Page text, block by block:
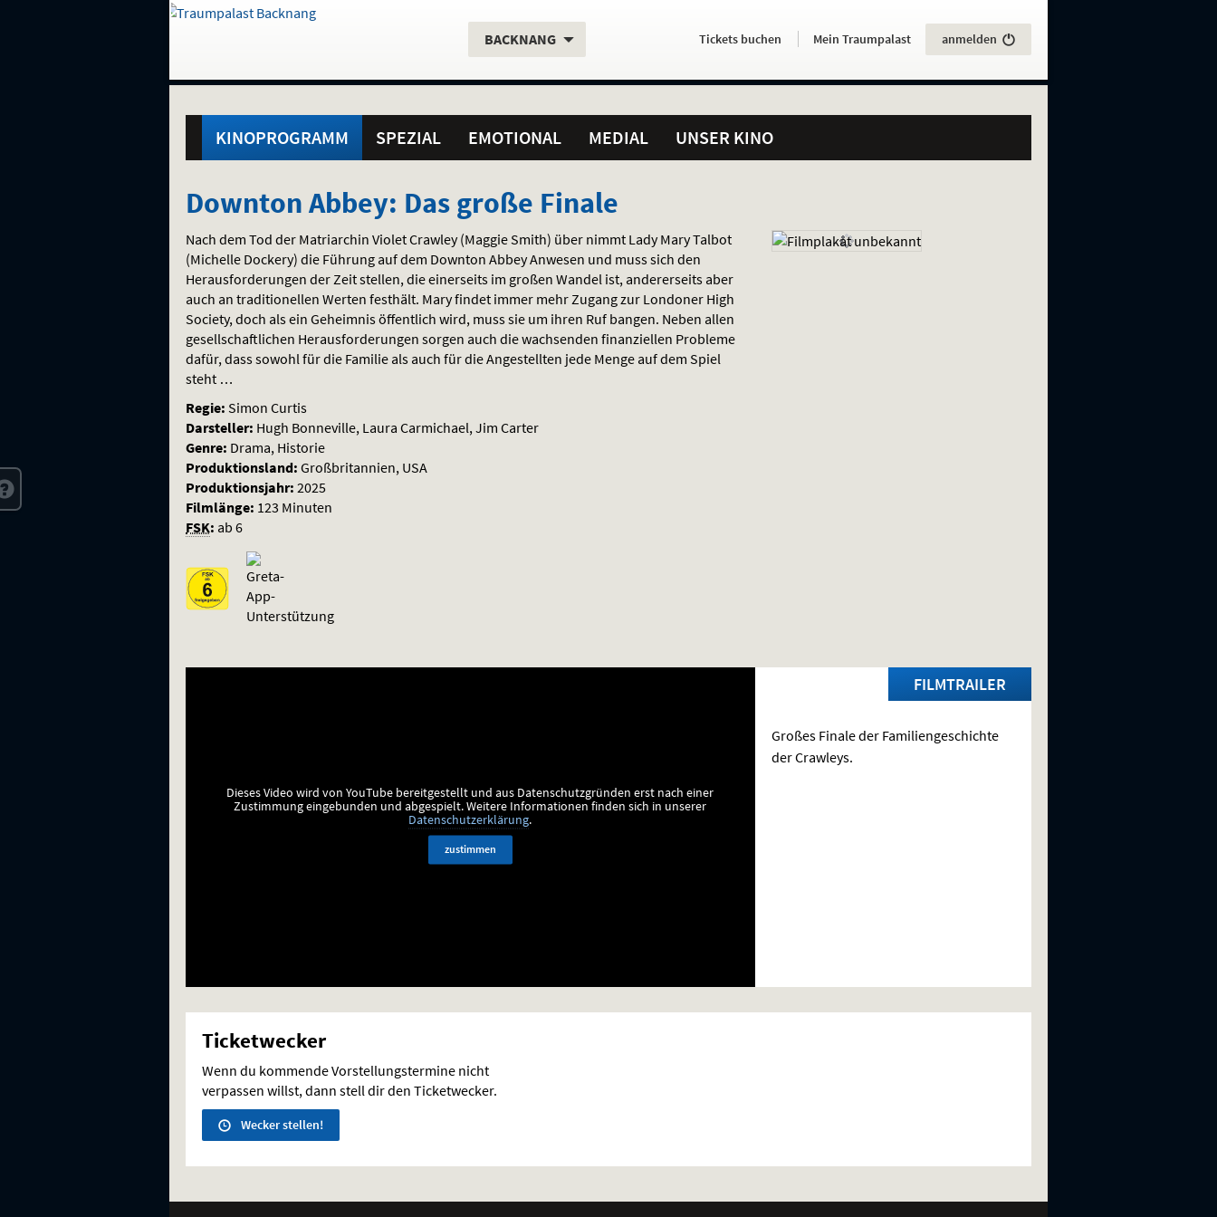
direkt
Inhalt
Menü
und
Gehe
Standortauswahl
Aktueller
BACKNANG. Servicefunktionen
Aktuelles
HierTickets buchen . Mein Traumpalast anmelden
KINOPROGRAMM SPEZIAL EMOTIONAL MEDIAL UNSER KINO
Downton
Abbey:
Das
große
Finale
Downton Abbey: Das große Finale
Nach dem Tod der Matriarchin Violet Crawley (Maggie Smith) über nimmt Lady Mary Talbot
(Michelle Dockery) die Führung auf dem Downton Abbey Anwesen und muss sich den
Herausforderungen der Zeit stellen, die einerseits im großen Wandel ist, andererseits aber
auch an traditionellen Werten festhält. Mary findet immer mehr Zugang zur Londoner High
Society, doch als ein Geheimnis öffentlich wird, muss sie um ihren Ruf bangen. Neben allen
gesellschaftlichen Herausforderungen sorgen auch die wachsenden finanziellen Probleme
dafür, dass sowohl für die Familie als auch für die Angestellten jede Menge auf dem Spiel
steht …
Regie: Simon Curtis
Darsteller: Hugh Bonneville, Laura Carmichael, Jim Carter
Genre: Drama, Historie
Produktionsland: Großbritannien, USA
Produktionsjahr: 2025
Filmlänge: 123 Minuten
FSK: ab 6
FILMTRAILER
Dieses Video wird von YouTube bereitgestellt und aus Datenschutzgründen erst nach einer
Zustimmung eingebunden und abgespielt.Weitere Informationen finden sich in unserer
Datenschutzerklärung.
zustimmen
Großes Finale der Familiengeschichte
der Crawleys.
Ticketwecker
Wenn du kommende Vorstellungstermine nicht
verpassen willst, dann stell dir den Ticketwecker.
Wecker stellen!